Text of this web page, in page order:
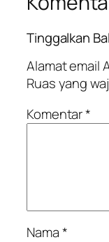
Tinggalkan
Alamat email
Ruas yang
Komentar*
Nama*